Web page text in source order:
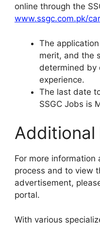
online through the
www.ssgc.com.pk/
The
merit, and the
determined by
experience.
The last date
SSGC Jobs is
Additional
For more
process and to view
advertisement,
portal.
With various